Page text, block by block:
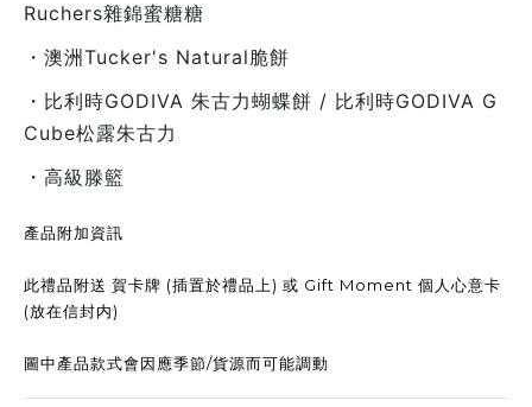
Ruchers雜錦蜜糖糖
・澳洲Tucker's Natural脆餅
・比利時GODIVA 朱古力蝴蝶餅 / 比利時GODIVA G
Cube松露朱古力
・高級滕籃
產品附加資訊
此禮品附送 賀卡牌 (插置於禮品上) 或 Gift Moment 個人心意卡
(放在信封内)
圖中產品款式會因應季節/貨源而可能調動